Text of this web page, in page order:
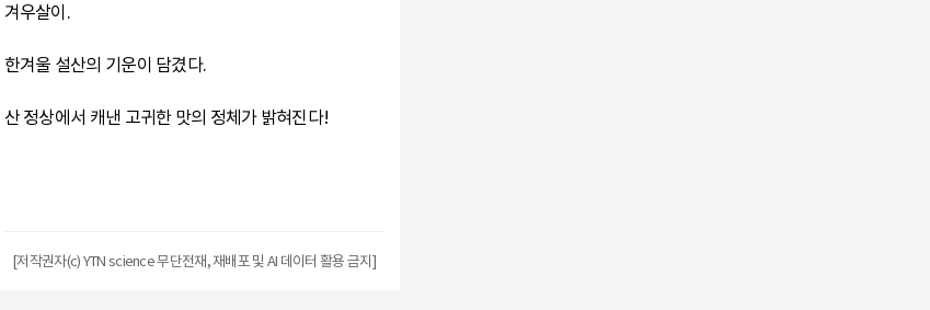
겨우살이.
한겨울 설산의 기운이 담겼다.
산 정상에서 캐낸 고귀한 맛의 정체가 밝혀진다!
[저작권자(c) YTN science 무단전재, 재배포 및 AI 데이터 활용 금지]